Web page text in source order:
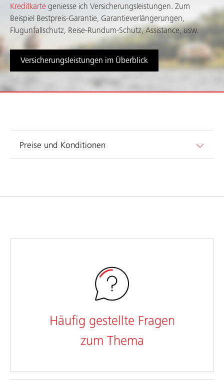
Kreditkarte geniesse ich Versicherungsleistungen. Zum
Beispiel Bestpreis-Garantie, Garantieverlängerungen,
Flugunfallschutz, Reise-Rundum-Schutz, Assistance, usw.
Versicherungsleistungen im Überblick
Preise und Konditionen
Häufig gestellte Fragen
zum Thema